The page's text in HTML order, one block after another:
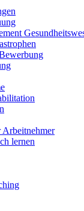
Arbeitnehmer
lernen